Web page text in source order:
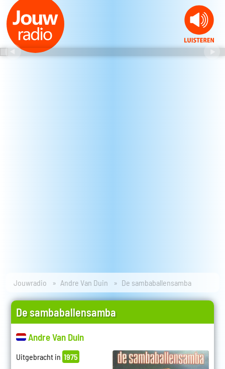
Jouwradio Andre Van Duin De sambaballensamba
De sambaballensamba
Andre Van Duin
Uitgebracht in 1975